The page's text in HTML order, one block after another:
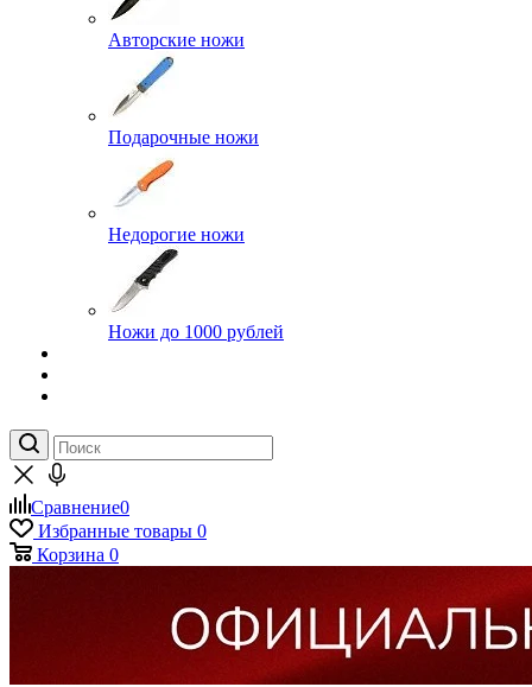
Авторские ножи
Подарочные ножи
Недорогие ножи
Ножи до 1000 рублей
Сравнение0
Избранные товары 0
Корзина 0